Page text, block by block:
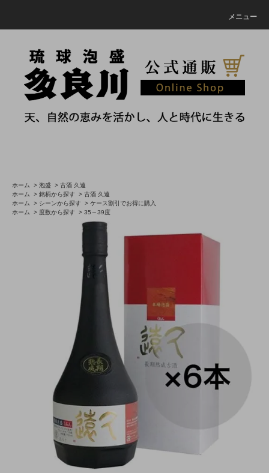
メニュー
ホーム > 泡盛 > 古酒 久遠
ホーム
> 銘柄から探す > 古酒 久遠
ホーム
> シーンから探す > ケース割引でお得に購入
ホーム
> 度数から探す > 35～39度